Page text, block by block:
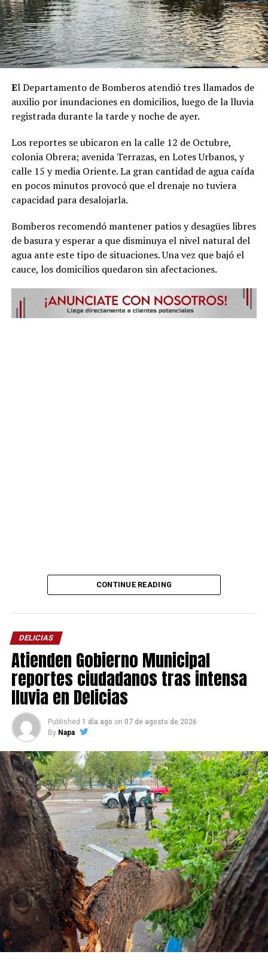
El Departamento de Bomberos atendió tres llamados de
auxilio por inundaciones en domicilios, luego de la lluvia
registrada durante la tarde y noche de ayer.
Los reportes se ubicaron en la calle 12 de Octubre,
colonia Obrera; avenida Terrazas, en Lotes Urbanos, y
calle 15 y media Oriente. La gran cantidad de agua caída
en pocos minutos provocó que el drenaje no tuviera
capacidad para desalojarla.
Bomberos recomendó mantener patios y desagües libres
de basura y esperar a que disminuya el nivel natural del
agua ante este tipo de situaciones. Una vez que bajó el
cauce, los domicilios quedaron sin afectaciones.
CONTINUE READING
DELICIAS
Atienden Gobierno Municipal
reportes ciudadanos tras intensa
lluvia en Delicias
Published 1 día ago on 07 de agosto de 2026
By Napa